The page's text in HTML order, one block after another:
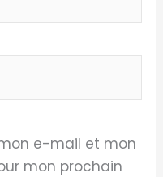
e-mail et mon
mon prochain